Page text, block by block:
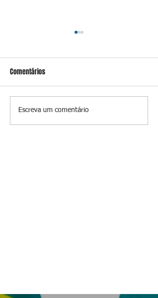
O jardim que ninguém vê
Comentários
Escreva um comentário